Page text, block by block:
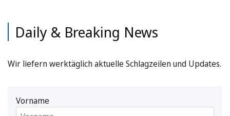
Daily & Breaking News
Wir liefern werktäglich aktuelle Schlagzeilen und Updates.
Vorname